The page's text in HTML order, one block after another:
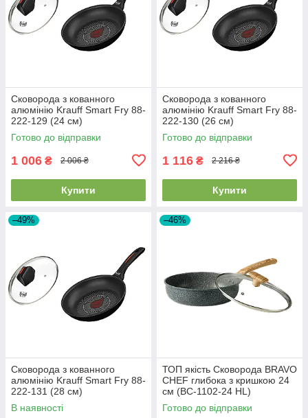
Сковорода з кованного
алюмінію Krauff Smart Fry 88-
222-129 (24 см)
Готово до відправки
1 006 ₴ 2 006 ₴
Купити
Сковорода з кованного
алюмінію Krauff Smart Fry 88-
222-130 (26 см)
Готово до відправки
1 116 ₴ 2 216 ₴
Купити
–49%
Сковорода з кованного
алюмінію Krauff Smart Fry 88-
222-131 (28 см)
В наявності
–46%
ТОП якість Сковорода BRAVO
CHEF глибока з кришкою 24
см (BC-1102-24 HL)
Готово до відправки